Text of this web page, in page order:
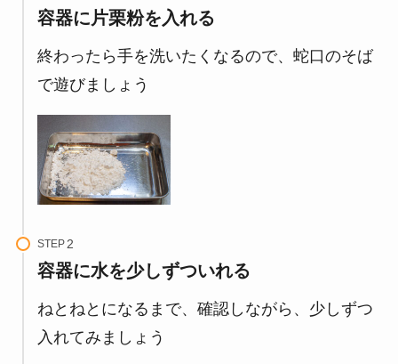
容器に片栗粉を入れる
終わったら手を洗いたくなるので、蛇口のそば
で遊びましょう
STEP
容器に水を少しずついれる
ねとねとになるまで、確認しながら、少しずつ
入れてみましょう